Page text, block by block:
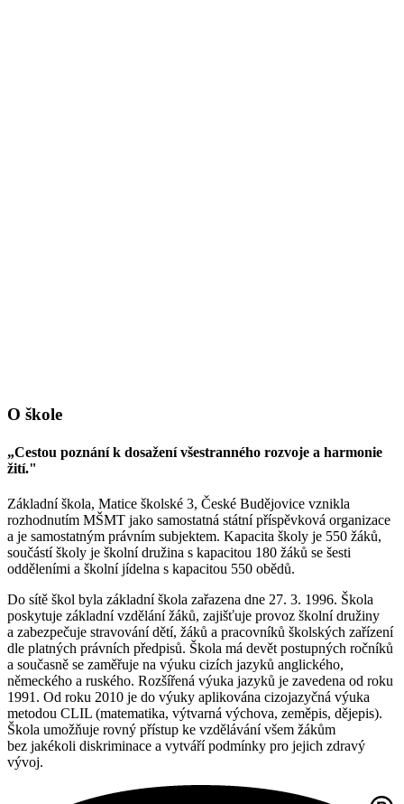
O škole
„Cestou poznání k dosažení všestranného rozvoje a harmonie
žití."
Základní škola, Matice školské 3, České Budějovice vznikla
rozhodnutím MŠMT jako samostatná státní příspěvková organizace
a je samostatným právním subjektem. Kapacita školy je 550 žáků,
součástí školy je školní družina s kapacitou 180 žáků se šesti
odděleními a školní jídelna s kapacitou 550 obědů.
Do sítě škol byla základní škola zařazena dne 27. 3. 1996. Škola
poskytuje základní vzdělání žáků, zajišťuje provoz školní družiny
a zabezpečuje stravování dětí, žáků a pracovníků školských zařízení
dle platných právních předpisů. Škola má devět postupných ročníků
a současně se zaměřuje na výuku cizích jazyků anglického,
německého a ruského. Rozšířená výuka jazyků je zavedena od roku
1991. Od roku 2010 je do výuky aplikována cizojazyčná výuka
metodou CLIL (matematika, výtvarná výchova, zeměpis, dějepis).
Škola umožňuje rovný přístup ke vzdělávání všem žákům
bez jakékoli diskriminace a vytváří podmínky pro jejich zdravý
vývoj.